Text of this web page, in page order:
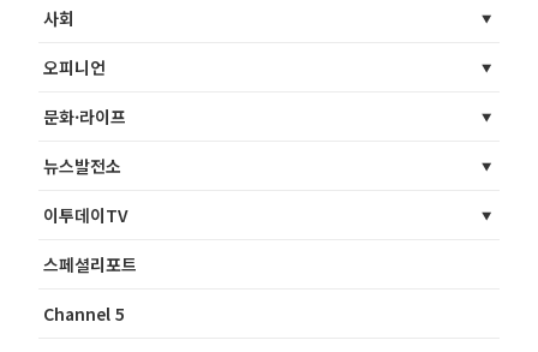
사회
오피니언
문화·라이프
뉴스발전소
이투데이TV
스페셜리포트
Channel 5